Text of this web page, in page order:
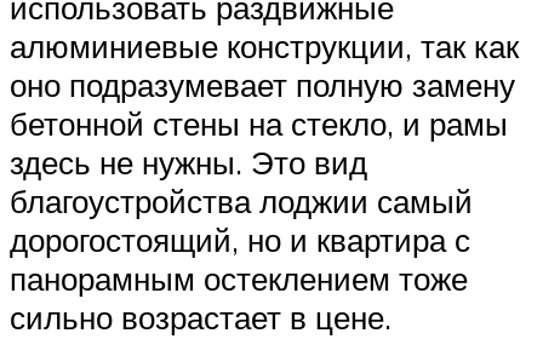
алюминиевые конструкции, так как
оно подразумевает полную замену
бетонной стены на стекло, и рамы
здесь не нужны. Это вид
благоустройства лоджии самый
дорогостоящий, но и квартира с
панорамным остеклением тоже
сильно возрастает в цене.